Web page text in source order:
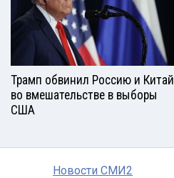
Трамп обвинил Россию и Китай
во вмешательстве в выборы
США
Новости СМИ2